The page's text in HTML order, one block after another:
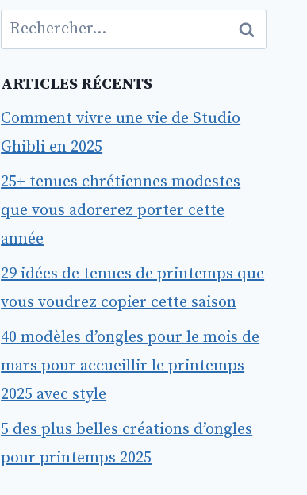
Rechercher :
ARTICLES RÉCENTS
Comment vivre une vie de Studio
Ghibli en 2025
25+ tenues chrétiennes modestes
que vous adorerez porter cette
année
29 idées de tenues de printemps que
vous voudrez copier cette saison
40 modèles d’ongles pour le mois de
mars pour accueillir le printemps
2025 avec style
5 des plus belles créations d’ongles
pour printemps 2025